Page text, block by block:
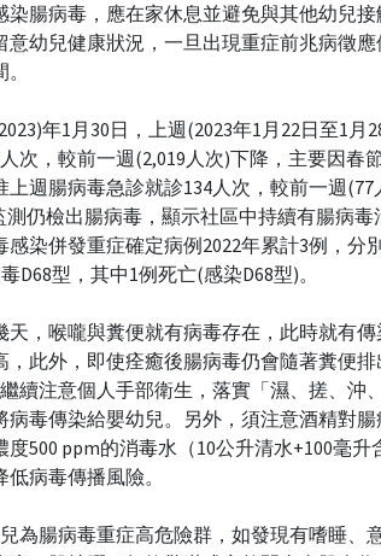
腸病毒，應在家休息並避免與其他幼兒接
幼兒健康狀況，一旦出現重症前兆病徵應
年1月30日，上週(2023年1月22日至1月
次，較前一週(2,019人次)下降，主要因春
週腸病毒急診就診134人次，較前一週(77
仍檢出腸病毒，顯示社區中持續有腸病毒
染併發重症確定病例2022年累計3例，分
D68型，其中1例死亡(感染D68型)。
，喉嚨與糞便就有病毒存在，此時就有傳
此外，即使痊癒後腸病毒仍會隨著糞便排
續注意個人手部衛生，落實「濕、搓、沖、
毒傳染給嬰幼兒。另外，須注意酒精對腸
500 ppm的消毒水（10公升清水+100毫升
病毒傳播風險。
為腸病毒重症高危險群，如發現有嗜睡、